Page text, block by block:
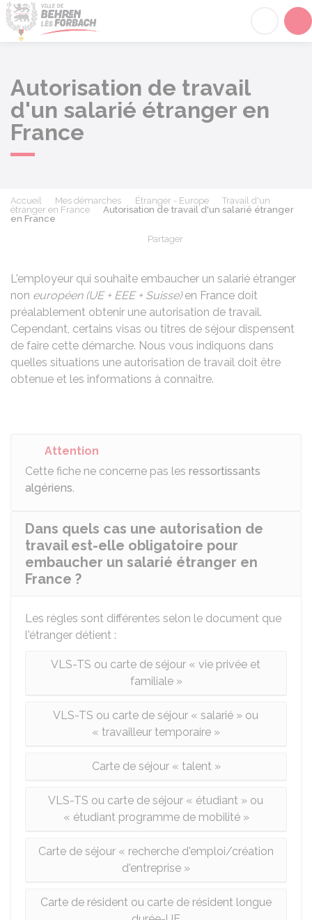
Autorisation de travail
d'un salarié étranger en
France
Accueil Mes démarches Étranger - Europe
Travail d'un
étranger en France
Autorisation de travail d'un salarié étranger
en France
Partager
L'employeur qui souhaite embaucher un salarié étranger
non européen (UE + EEE + Suisse)en France doit
préalablement obtenir une autorisation de travail.
Cependant, certains visas ou titres de séjour dispensent
de faire cette démarche. Nous vous indiquons dans
quelles situations une autorisation de travail doit être
obtenue et les informations à connaître.
Attention
Cette fiche ne concerne pas les ressortissants
algériens.
Dans quels cas une autorisation de
travail est-elle obligatoire pour
embaucher un salarié étranger en
France ?
Les règles sont différentes selon le document que
l'étranger détient :
VLS-TS ou carte de séjour « vie privée et
familiale »
VLS-TS ou carte de séjour « salarié » ou
« travailleur temporaire »
Carte de séjour « talent »
VLS-TS ou carte de séjour « étudiant » ou
« étudiant programme de mobilité »
Carte de séjour « recherche d'emploi/création
d'entreprise »
Carte de résident ou carte de résident longue